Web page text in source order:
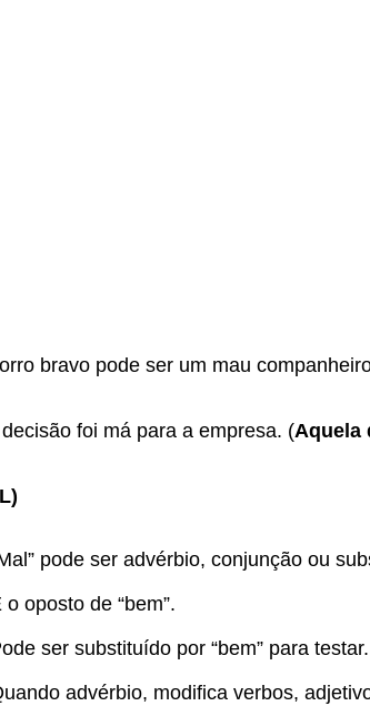
bravo pode ser um mau
foi má para a empresa. (Aquela
pode ser advérbio, conjunção ou
o oposto de “bem”.
ser substituído por “bem” para testar.
advérbio, modifica verbos,